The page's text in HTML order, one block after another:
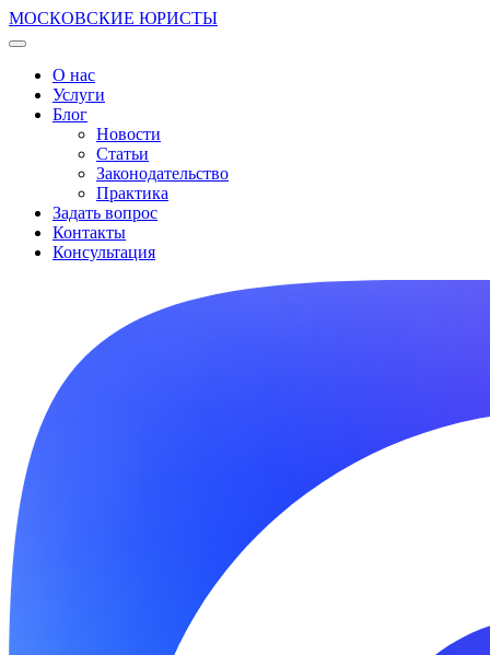
МОСКОВСКИЕ ЮРИСТЫ
О нас
Услуги
Блог
Новости
Статьи
Законодательство
Практика
Задать вопрос
Контакты
Консультация